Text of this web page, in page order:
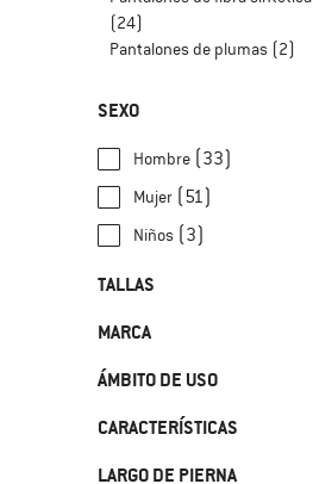
(24)
Pantalones de plumas (2)
SEXO
Hombre (33)
Mujer (51)
Niños (3)
TALLAS
104 110
140 152 164
4XL 92 L
MARCA
adidas Terrex(2)
ÁMBITO DE USO
Alpinismo(3)
Carrera por carretera
CARACTERÍSTICAS
Aislante(25)
LARGO DE PIERNA